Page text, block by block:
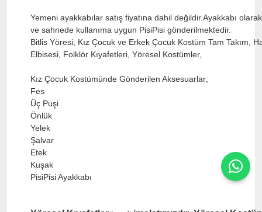
Yemeni ayakkabılar satış fiyatına dahil değildir.Ayakkabı
ve sahnede kullanıma uygun PisiPisi gönderilmektedir.
Bitlis Yöresi, Kız Çocuk ve Erkek Çocuk Kostüm Tam Takım,
Elbisesi, Folklör Kıyafetleri, Yöresel Kostümler,
Kız Çocuk Kostümünde Gönderilen Aksesuarlar;
Fes
Üç Puşi
Önlük
Yelek
Şalvar
Etek
Kuşak
PisiPisi Ayakkabı